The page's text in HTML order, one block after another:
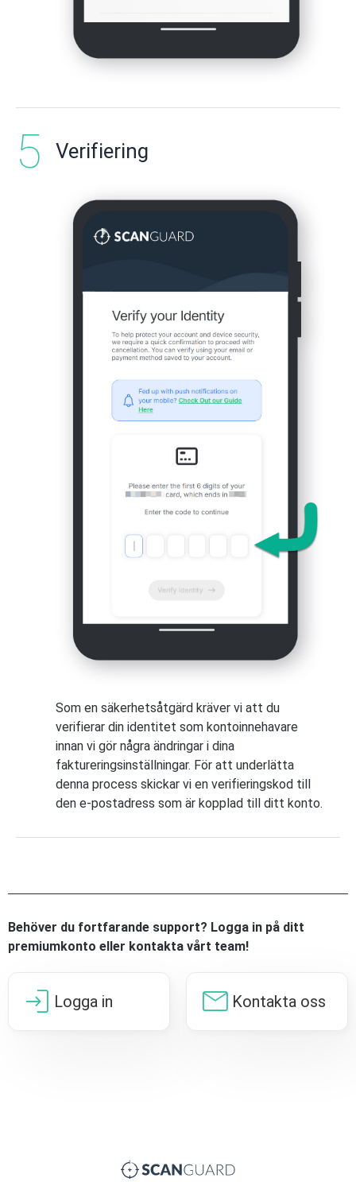
Verifiering
Som en säkerhetsåtgärd kräver vi att du
verifierar din identitet som kontoinnehavare
innan vi gör några ändringar i dina
faktureringsinställningar. För att underlätta
denna process skickar vi en verifieringskod till
den e-postadress som är kopplad till ditt konto.
Behöver du fortfarande support? Logga in på ditt
premiumkonto eller kontakta vårt team!
login Logga in mail Kontakta oss